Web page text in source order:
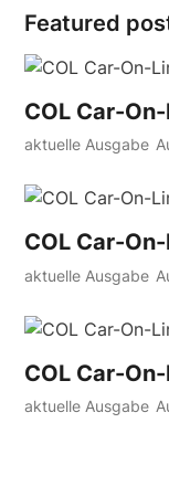
Featured
COL Car-
aktuelle Ausgabe
COL Car-
aktuelle Ausgabe
COL Car-
aktuelle Ausgabe